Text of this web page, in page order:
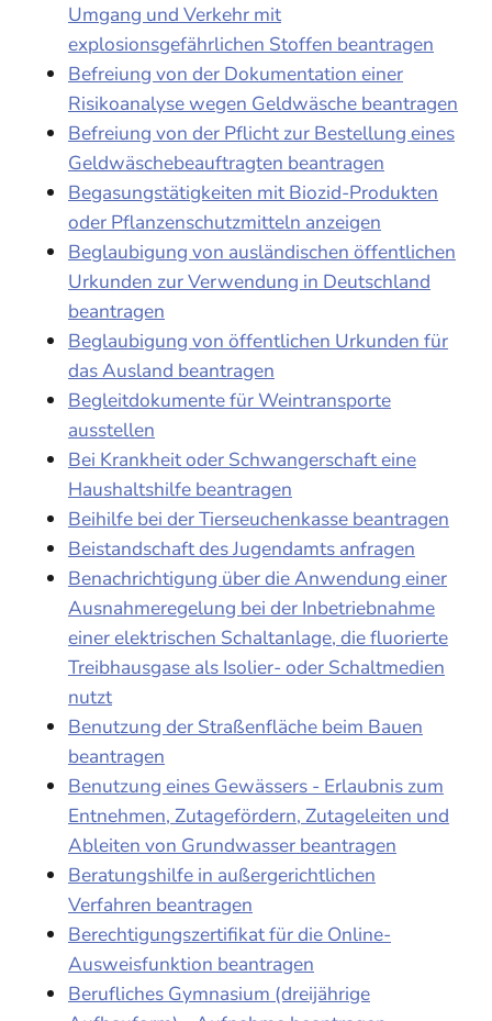
Umgang und Verkehr mit
explosionsgefährlichen Stoffen beantragen
Befreiung von der Dokumentation einer
Risikoanalyse wegen Geldwäsche beantragen
Befreiung von der Pflicht zur Bestellung eines
Geldwäschebeauftragten beantragen
Begasungstätigkeiten mit Biozid-Produkten
oder Pflanzenschutzmitteln anzeigen
Beglaubigung von ausländischen öffentlichen
Urkunden zur Verwendung in Deutschland
beantragen
Beglaubigung von öffentlichen Urkunden für
das Ausland beantragen
Begleitdokumente für Weintransporte
ausstellen
Bei Krankheit oder Schwangerschaft eine
Haushaltshilfe beantragen
Beihilfe bei der Tierseuchenkasse beantragen
Beistandschaft des Jugendamts anfragen
Benachrichtigung über die Anwendung einer
Ausnahmeregelung bei der Inbetriebnahme
einer elektrischen Schaltanlage, die fluorierte
Treibhausgase als Isolier- oder Schaltmedien
nutzt
Benutzung der Straßenfläche beim Bauen
beantragen
Benutzung eines Gewässers - Erlaubnis zum
Entnehmen, Zutagefördern, Zutageleiten und
Ableiten von Grundwasser beantragen
Beratungshilfe in außergerichtlichen
Verfahren beantragen
Berechtigungszertifikat für die Online-
Ausweisfunktion beantragen
Berufliches Gymnasium (dreijährige